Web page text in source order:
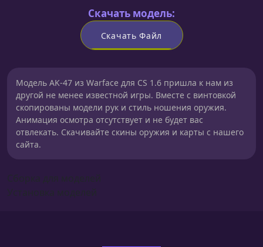
Скачать модель:
Скачать Файл
Модель AK-47 из Warface для CS 1.6 пришла к нам из
другой не менее известной игры. Вместе с винтовкой
скопированы модели рук и стиль ношения оружия.
Анимация осмотра отсутствует и не будет вас
отвлекать. Скачивайте скины оружия и карты с нашего
сайта.